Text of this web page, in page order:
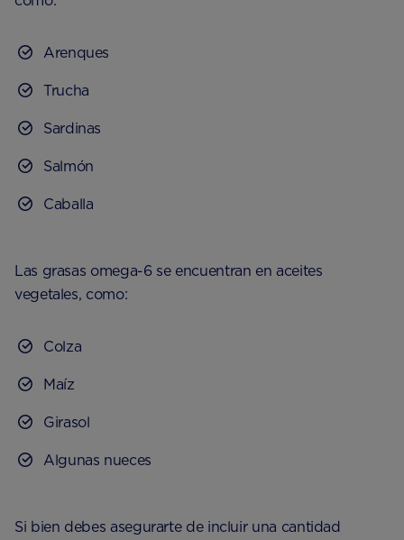
Arenques
Trucha
Sardinas
Salmón
Caballa
Las grasas omega-6 se encuentran en aceites
vegetales, como:
Colza
Maíz
Girasol
Algunas nueces
Si bien debes asegurarte de incluir una cantidad